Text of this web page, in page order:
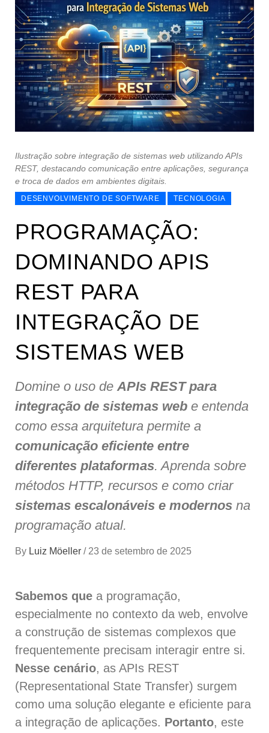
Ilustração sobre integração de sistemas web utilizando APIs
REST, destacando comunicação entre aplicações, segurança
e troca de dados em ambientes digitais.
DESENVOLVIMENTO DE SOFTWARE TECNOLOGIA
PROGRAMAÇÃO:
DOMINANDO APIS
REST PARA
INTEGRAÇÃO DE
SISTEMAS WEB
Domine o uso deAPIs REST para
integração de sistemas web e entenda
como essa arquitetura permite a
comunicação eficiente entre
diferentes plataformas. Aprenda sobre
métodos HTTP, recursos e como criar
sistemas escalonáveis e modernos na
programação atual.
By Luiz Möeller / 23 de setembro de 2025
Sabemos que a programação,
especialmente no contexto da web, envolve
a construção de sistemas complexos que
frequentemente precisam interagir entre si.
Nesse cenário, as APIs REST
(Representational State Transfer) surgem
como uma solução elegante e eficiente para
a integração de aplicações. Portanto, este